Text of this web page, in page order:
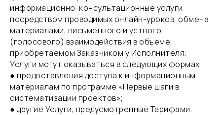
информационно-консультационные услуги
посредством проводимых онлайн-уроков, обмена
материалами, письменного и устного
(голосового) взаимодействия в объеме,
приобретаемом Заказчиком у Исполнителя.
Услуги могут оказываться в следующих формах:
● предоставления доступа к информационным
материалам по программе «Первые шаги в
систематизации проектов»;
● другие Услуги, предусмотренные Тарифами.